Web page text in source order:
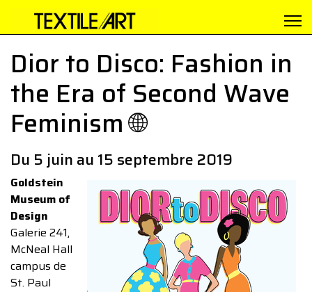
Dior to Disco: Fashion in
the Era of Second Wave
Feminism 🌐
Du 5 juin au 15 septembre 2019
Goldstein
Museum of
Design
Galerie 241,
McNeal Hall
campus de
St. Paul